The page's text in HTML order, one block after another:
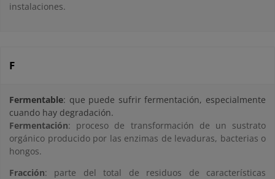
instalaciones.
F
Fermentable: que puede sufrir fermentación, especialmente
cuando hay degradación.
Fermentación: proceso de transformación de un sustrato
orgánico producido por las enzimas de levaduras, bacterias o
hongos.
Fracción: parte del total de residuos de características